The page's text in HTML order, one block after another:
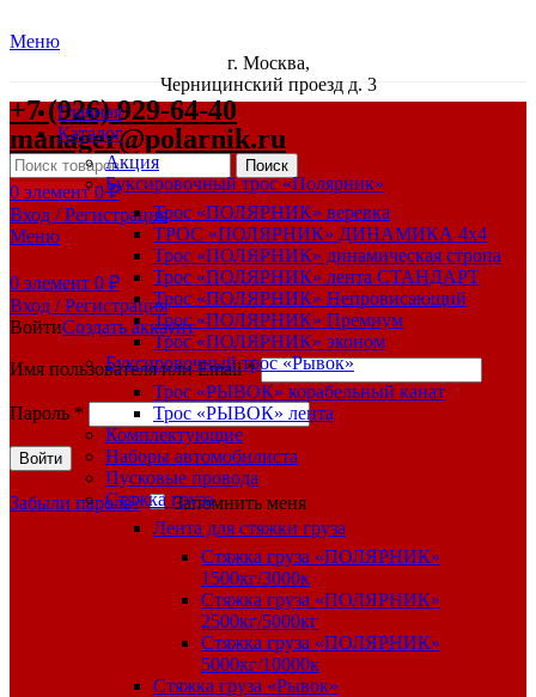
Меню
г. Москва,
Черницинский проезд д. 3
+7 (926) 929-64-40
manager@polarnik.ru
Поиск
0 элемент 0₽
Вход / Регистрация
Меню
0 элемент 0 ₽
Вход / Регистрация
ВойтиСоздать аккаунт
Имя пользователя или Email*
Пароль *
Войти
Забыли пароль? Запомнить меня
Главная
Каталог
Акция
Буксировочный трос «Полярник»
Трос «ПОЛЯРНИК» веревка
ТРОС «ПОЛЯРНИК» ДИНАМИКА 4х4
Трос «ПОЛЯРНИК» динамическая стропа
Трос «ПОЛЯРНИК» лента СТАНДАРТ
Трос «ПОЛЯРНИК» Непровисающий
Трос «ПОЛЯРНИК» Премиум
Трос «ПОЛЯРНИК» эконом
Буксировочный трос «Рывок»
Трос «РЫВОК» корабельный канат
Трос «РЫВОК» лента
Комплектующие
Наборы автомобилиста
Пусковые провода
Стяжка груза
Лента для стяжки груза
Стяжка груза «ПОЛЯРНИК»
1500кг/3000к
Стяжка груза «ПОЛЯРНИК»
2500кг/5000кг
Стяжка груза «ПОЛЯРНИК»
5000кг/10000к
Стяжка груза «Рывок»